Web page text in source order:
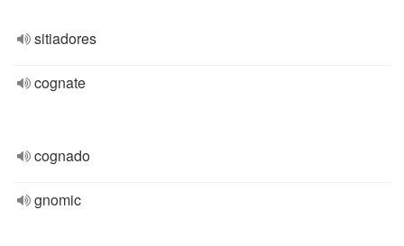
sitiadores
cognate
cognado
gnomic